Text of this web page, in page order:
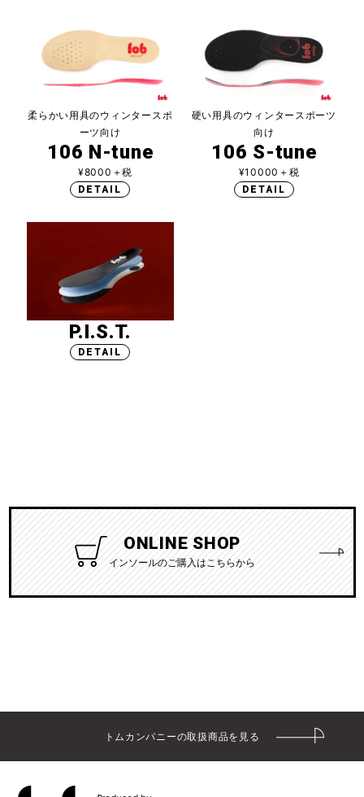
柔らかい用具のウィンタースポ
ーツ向け
106 N-tune
¥8000＋税
DETAIL
硬い用具のウィンタースポーツ
向け
106 S-tune
¥10000＋税
DETAIL
P.I.S.T.
DETAIL
ONLINE SHOP
インソールのご購入はこちらから
トムカンパニーの取扱商品を見る